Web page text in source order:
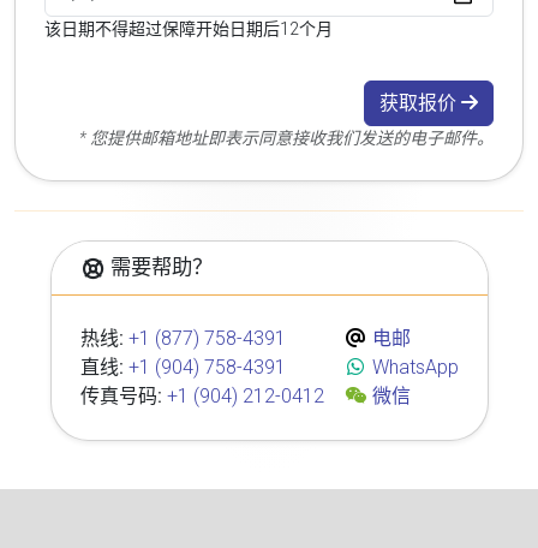
该日期不得超过保障开始日期后12个月
获取报价
* 您提供邮箱地址即表示同意接收我们发送的电子邮件。
需要帮助？
热线: +1 (877) 758-4391
直线: +1 (904) 758-4391
传真号码: +1 (904) 212-0412
电邮
WhatsApp
微信